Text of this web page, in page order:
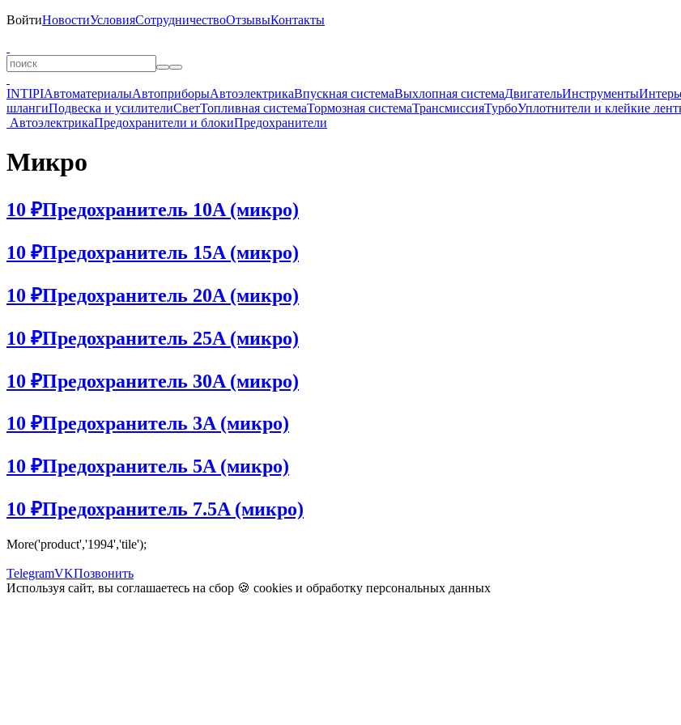
ВойтиНовостиУсловияСотрудничествоОтзывыКонтакты
INTIPIАвтоматериалыАвтоприборыАвтоэлектрикаВпускная системаВыхлопная системаДвигательИнструменты
шлангиПодвеска и усилителиСветТопливная системаТормозная системаТрансмиссияТурбоУплотнители и клейкие
АвтоэлектрикаПредохранители и блокиПредохранители
Микро
10 ₽Предохранитель 10A (микро)
10 ₽Предохранитель 15A (микро)
10 ₽Предохранитель 20A (микро)
10 ₽Предохранитель 25A (микро)
10 ₽Предохранитель 30A (микро)
10 ₽Предохранитель 3A (микро)
10 ₽Предохранитель 5A (микро)
10 ₽Предохранитель 7.5A (микро)
More('product','1994','tile');
TelegramVKПозвонить
Используя сайт, вы соглашаетесь на сбор 🍪 cookies и обработку персональных данных